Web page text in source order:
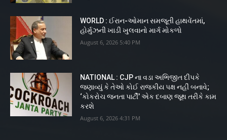
WORLD : ઈરાન-ઓમાન સમજૂતી હાથવેંતમાં,
હોર્મુઝની ખાડી ખુલવાનો માર્ગ મોકળો
August 6, 2026 5:40 PM
NATIONAL : CJP ના વડા અભિજીત દીપકે
જણાવ્યું કે તેઓ કોઈ રાજકીય પક્ષ નહીં બનાવે;
‘કોકરોચ જનતા પાર્ટી’ એક દબાણ જૂથ તરીકે કામ
કરશે
August 6, 2026 4:31 PM